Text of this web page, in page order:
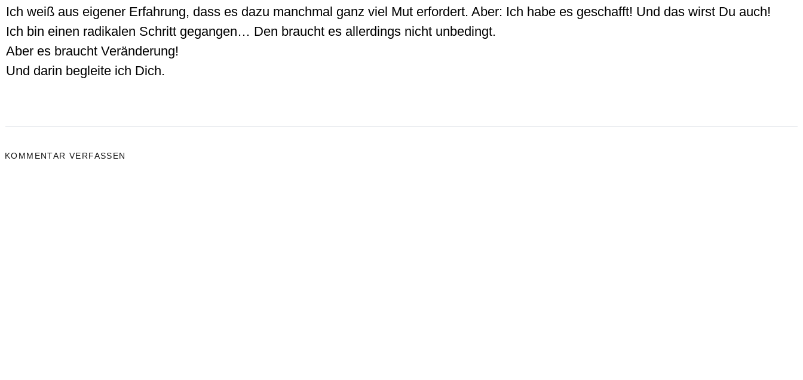
Ich weiß aus eigener Erfahrung, dass es dazu manchmal ganz viel Mut erfordert. Aber: Ich habe es geschafft! Und das wirst Du auch!
Ich bin einen radikalen Schritt gegangen… Den braucht es allerdings nicht unbedingt.
Aber es braucht Veränderung!
Und darin begleite ich Dich.
KOMMENTAR VERFASSEN